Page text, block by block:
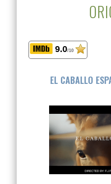
9.0/10
EL CABALLO